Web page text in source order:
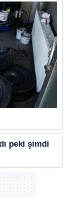
peki şimdi